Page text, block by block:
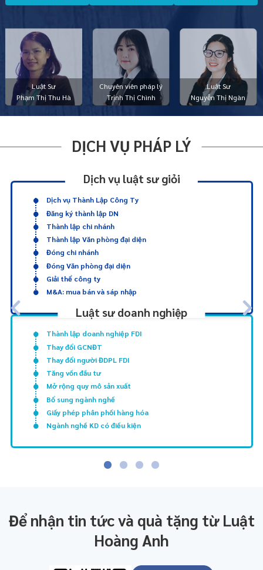
Luật Sư
Phạm Thị Thu Hà
Chuyên viên pháp lý
Trịnh Thị Chình
Luật Sư
Nguyễn Thị Ngàn
DỊCH VỤ PHÁP LÝ
Dịch vụ luật sư giỏi
Dịch vụ Thành Lập Công Ty
Đăng ký thành lập DN
Thành lập chi nhánh
Thành lập Văn phòng đại diện
Đóng chi nhánh
Đóng Văn phòng đại diện
Giải thể công ty
M&A: mua bán và sáp nhập
Luật sư doanh nghiệp
Thành lập doanh nghiệp FDI
Thay đổi GCNĐT
Thay đổi người ĐDPL FDI
Tăng vốn đầu tư
Mở rộng quy mô sản xuất
Bổ sung ngành nghề
Giấy phép phân phối hàng hóa
Ngành nghề KD có điều kiện
Để nhận tin tức và quà tặng từ Luật
Hoàng Anh